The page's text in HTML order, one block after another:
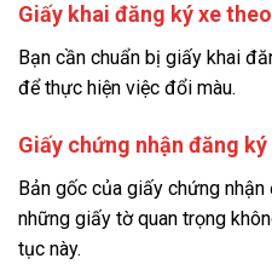
Giấy khai đăng ký xe
Bạn cần chuẩn bị giấy khai
để thực hiện việc đổi màu.
Giấy chứng nhận đăng
Bản gốc của giấy chứng
những giấy tờ quan trọng
tục này.